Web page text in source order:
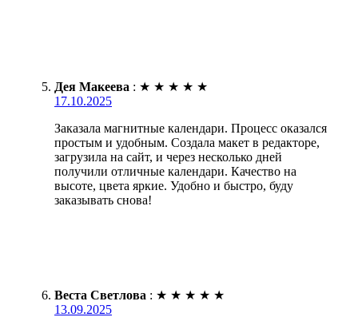
Дея Макеева : ★ ★ ★ ★ ★
17.10.2025
Заказала магнитные календари. Процесс оказался
простым и удобным. Создала макет в редакторе,
загрузила на сайт, и через несколько дней
получили отличные календари. Качество на
высоте, цвета яркие. Удобно и быстро, буду
заказывать снова!
Веста Светлова : ★ ★ ★ ★ ★
13.09.2025